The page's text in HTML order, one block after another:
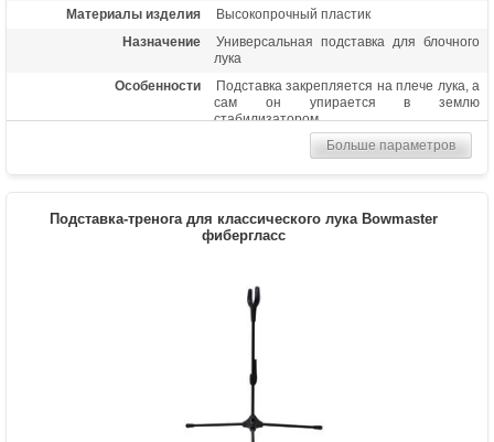
Материалы изделия
Высокопрочный пластик
Назначение
Универсальная подставка для блочного
лука
Особенности
Подставка закрепляется на плече лука, а
сам он упирается в землю
стабилизатором
Больше параметров
Подставка-тренога для классического лука Bowmaster
фибергласс